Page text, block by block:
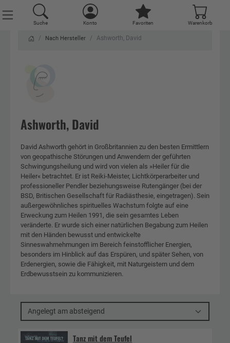
Suche Konto Favoriten Warenkorb
Nach Hersteller Ashworth, David
Ashworth, David
David Ashworth gehört in Großbritannien zu den besten Ermittlern
von geopathische Störungen und Anwendern der geführten
Schwingungsheilung und wird von vielen als »Heiler für die
Heiler« betrachtet. Er ist Reiki-Meister, Lichtkörperarbeiter und
professioneller Pendler beziehungsweise Rutengänger (bei der
BSD, Britischen Gesellschaft für Radiästhesie, eingetragen). Sein
außergewöhnliches spirituelles Wachstum folgte auf eine
Erweckung zum Heilen 1991, die sein gesamtes Leben
veränderte. Er wurde sich einer natürlichen Begabung zum Heilen
mit den Händen bewusst und entwickelte
Sinneswahrnehmungen im Bereich feinstofflicher Energien,
besonders im Hinblick auf das Erspüren, und später Sehen, von
Erdenergien, sowie die Fähigkeit, mit Naturgeistern und dem
Erdbewusstsein zu kommunizieren.
Angelegt am absteigend
Tanz mit dem Teufel